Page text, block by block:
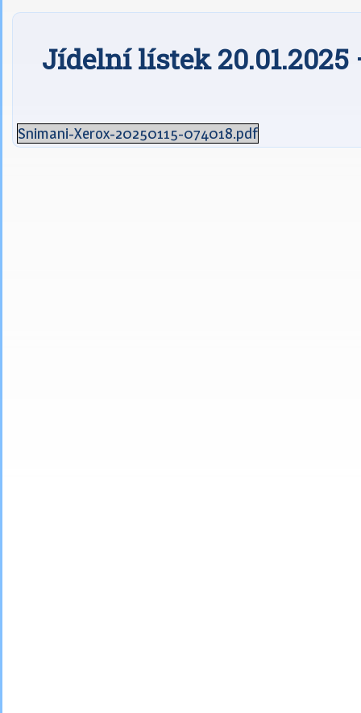
Jídelní lístek 20.01.2025
Snimani-Xerox-20250115-074018.pdf